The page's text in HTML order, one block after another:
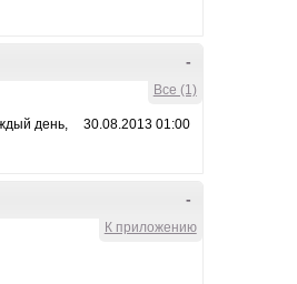
-
Все (1)
день,
30.08.2013 01:00
-
К приложению